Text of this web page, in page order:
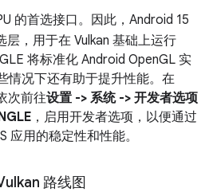
的首选接口。因此，Android 15
层，用于在 Vulkan 基础上运行
将标准化 Android OpenGL 实
情况下还有助于提升性能。在
次前往设置 -> 系统 -> 开发者选项
，启用开发者选项，以便通过
应用的稳定性和性能。
路线图